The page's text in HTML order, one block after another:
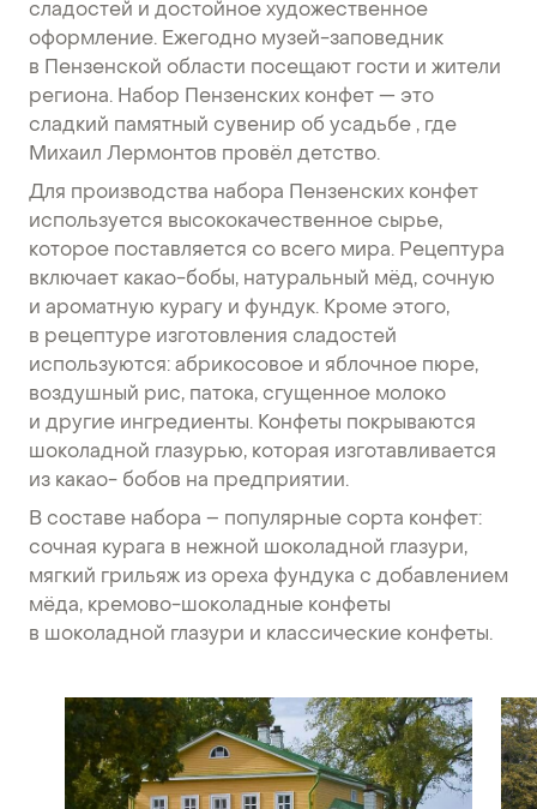
сладостей и достойное художественное
оформление. Ежегодно музей-заповедник
в Пензенской области посещают гости и жители
региона. Набор Пензенских конфет — это
сладкий памятный сувенир об усадьбе , где
Михаил Лермонтов провёл детство.
Для производства набора Пензенских конфет
используется высококачественное сырье,
которое поставляется со всего мира. Рецептура
включает какао-бобы, натуральный мёд, сочную
и ароматную курагу и фундук. Кроме этого,
в рецептуре изготовления сладостей
используются: абрикосовое и яблочное пюре,
воздушный рис, патока, сгущенное молоко
и другие ингредиенты. Конфеты покрываются
шоколадной глазурью, которая изготавливается
из какао- бобов на предприятии.
В составе набора – популярные сорта конфет:
сочная курага в нежной шоколадной глазури,
мягкий грильяж из ореха фундука с добавлением
мёда, кремово-шоколадные конфеты
в шоколадной глазури и классические конфеты.